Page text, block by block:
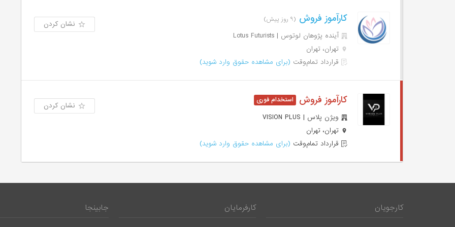
کارآموز فروش (۹ روز پیش)
آینده پژوهان لوتوس | Lotus Futurists
تهران، تهران
قرارداد تمام‌وقت (برای مشاهده حقوق وارد شوید)
نشان کردن
کارآموز فروش
ویژن پلاس | VISION PLUS
تهران، تهران
قرارداد تمام‌وقت (برای مشاهده حقوق وارد شوید)
نشان کردن
کارجویان کارفرمایان جابینجا